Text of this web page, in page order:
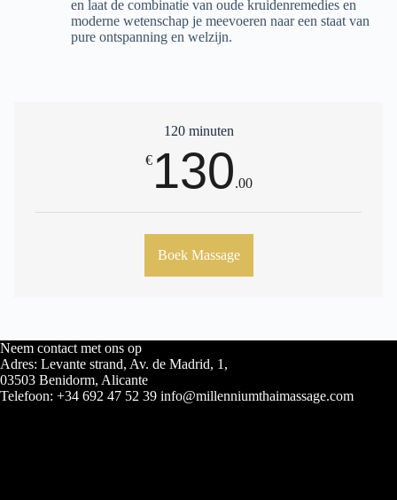
en laat de combinatie van oude kruidenremedies en
moderne wetenschap je meevoeren naar een staat van
pure ontspanning en welzijn.
120 minuten
€130.00
Boek Massage
Neem contact met ons op
Adres: Levante strand, Av. de Madrid, 1,
03503 Benidorm, Alicante
Telefoon: +34 692 47 52 39 info@millenniumthaimassage.com